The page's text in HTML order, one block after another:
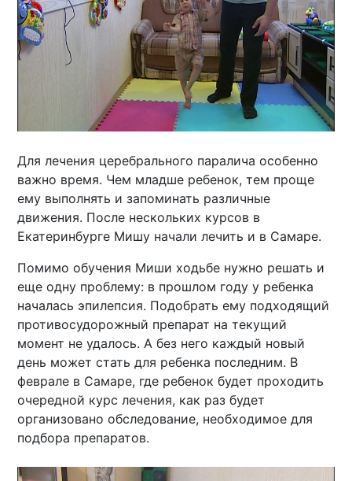
Для лечения церебрального паралича особенно
важно время. Чем младше ребенок, тем проще
ему выполнять и запоминать различные
движения. После нескольких курсов в
Екатеринбурге Мишу начали лечить и в Самаре.
Помимо обучения Миши ходьбе нужно решать и
еще одну проблему: в прошлом году у ребенка
началась эпилепсия. Подобрать ему подходящий
противосудорожный препарат на текущий
момент не удалось. А без него каждый новый
день может стать для ребенка последним. В
феврале в Самаре, где ребенок будет проходить
очередной курс лечения, как раз будет
организовано обследование, необходимое для
подбора препаратов.